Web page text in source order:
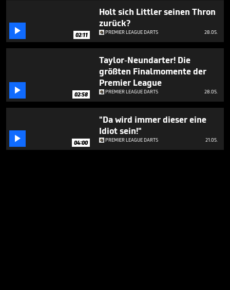
 02:11
Holt sich Littler seinen Thron
zurück?
PREMIER LEAGUE DARTS 28.05.
 02:58
Taylor-Neundarter! Die
größten Finalmomente der
Premier League
PREMIER LEAGUE DARTS 28.05.
 04:00
"Da wird immer dieser eine
Idiot sein!"
PREMIER LEAGUE DARTS 21.05.